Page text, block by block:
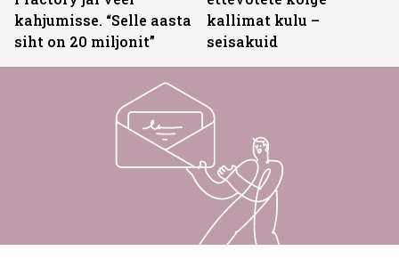
kahjumisse. “Selle aasta
siht on 20 miljonit”
kallimat kulu –
seisakuid